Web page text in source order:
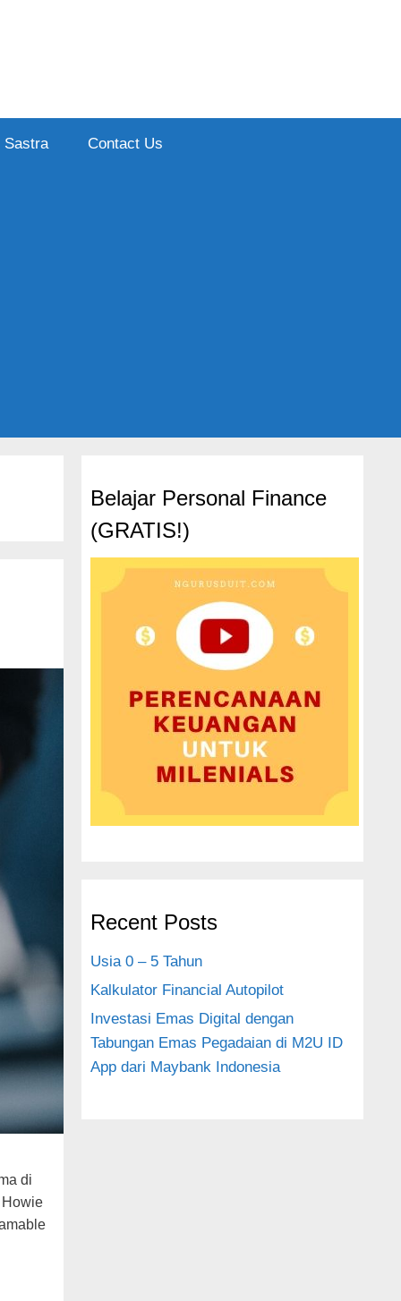
Sastra Contact Us
di
Howie
Belajar Personal Finance
(GRATIS!)
Recent Posts
Usia 0 – 5 Tahun
Kalkulator Financial Autopilot
Investasi Emas Digital dengan
Tabungan Emas Pegadaian di M2U ID
App dari Maybank Indonesia